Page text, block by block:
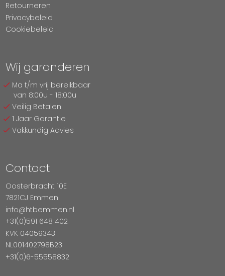
Retourneren
Privacybeleid
Cookiebeleid
Wij garanderen
Ma t/m vrij bereikbaar
van 8:00u - 18:00u
Veilig Betalen
1 Jaar Garantie
Vakkundig Advies
Contact
Oosterbracht 10E
7821CJ Emmen
info@htbemmen.nl
+31(0)591 648 402
KVK 04059343
NL001402798B23
+31(0)6-55558832